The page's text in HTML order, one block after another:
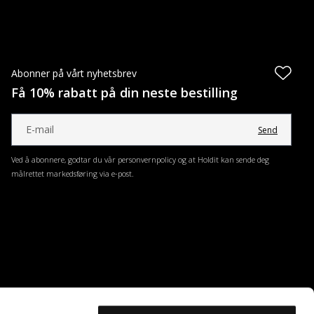
Abonner på vårt nyhetsbrev
Få 10% rabatt på din neste bestilling
Send
Ved å abonnere, godtar du vår personvernpolicy og at Holdit kan sende deg
målrettet markedsføring via e-post.